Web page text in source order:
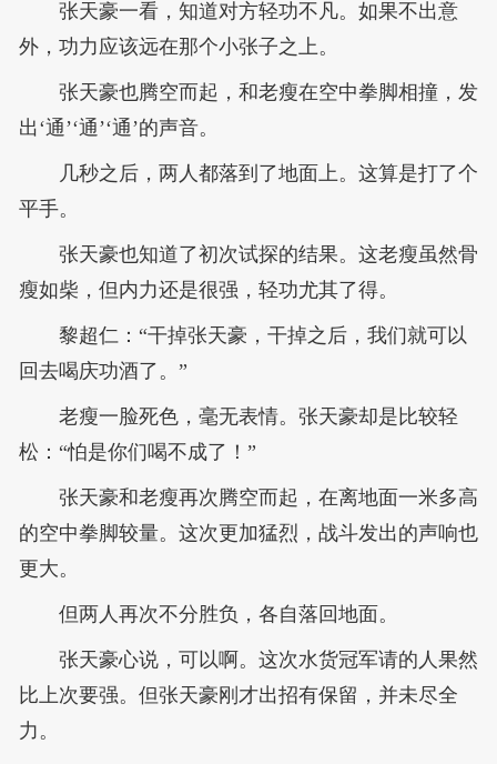
张天豪一看，知道对方轻功不凡。如果不出意
外，功力应该远在那个小张子之上。
张天豪也腾空而起，和老瘦在空中拳脚相撞，发
出‘通’‘通’‘通’的声音。
几秒之后，两人都落到了地面上。这算是打了个
平手。
张天豪也知道了初次试探的结果。这老瘦虽然骨
瘦如柴，但内力还是很强，轻功尤其了得。
黎超仁：“干掉张天豪，干掉之后，我们就可以
回去喝庆功酒了。”
老瘦一脸死色，毫无表情。张天豪却是比较轻
松：“怕是你们喝不成了！”
张天豪和老瘦再次腾空而起，在离地面一米多高
的空中拳脚较量。这次更加猛烈，战斗发出的声响也
更大。
但两人再次不分胜负，各自落回地面。
张天豪心说，可以啊。这次水货冠军请的人果然
比上次要强。但张天豪刚才出招有保留，并未尽全
力。